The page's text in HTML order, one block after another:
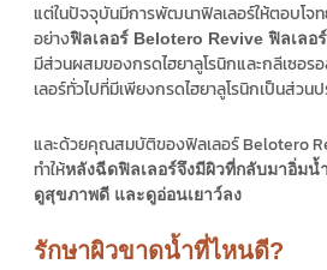
แต่ในปัจจุบันมีการพัฒนาฟิลเลอร์ให้ตอบโ
อย่างฟิลเลอร์ Belotero Revive ฟิลเลอ
มีส่วนผสมของกรดไฮยาลูโรนิกและกลีเซอ
เลอร์ทั่วไปที่มีเพียงกรดไฮยาลูโรนิกเป็นส่วน
และด้วยคุณสมบัติของฟิลเลอร์ Belotero
ทำให้หลังฉีดฟิลเลอร์จึงมีผิวที่กลับมาอิ่มน้
ดูสุขภาพดี และดูอ่อนเยาว์ลง
รักษาผิวขาดน้ำที่ไหนดี?